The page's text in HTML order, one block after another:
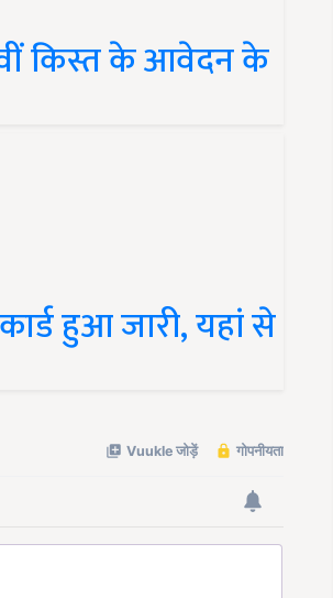
किस्त के आवेदन के
हुआ जारी, यहां से